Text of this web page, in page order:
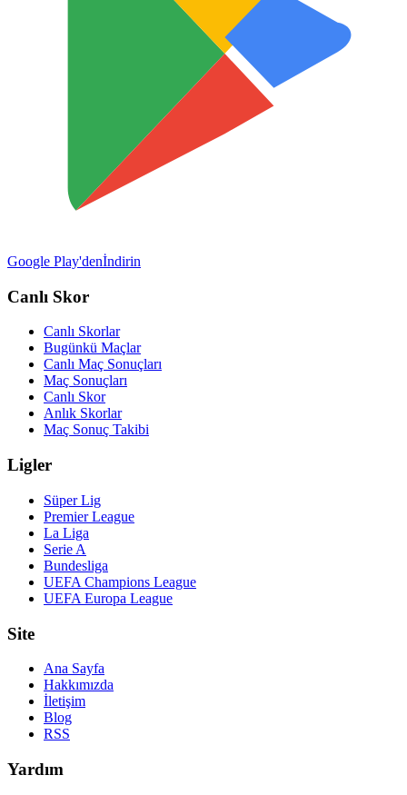
Google Play'denİndirin
Canlı Skor
Canlı Skorlar
Bugünkü Maçlar
Canlı Maç Sonuçları
Maç Sonuçları
Canlı Skor
Anlık Skorlar
Maç Sonuç Takibi
Ligler
Süper Lig
Premier League
La Liga
Serie A
Bundesliga
UEFA Champions League
UEFA Europa League
Site
Ana Sayfa
Hakkımızda
İletişim
Blog
RSS
Yardım